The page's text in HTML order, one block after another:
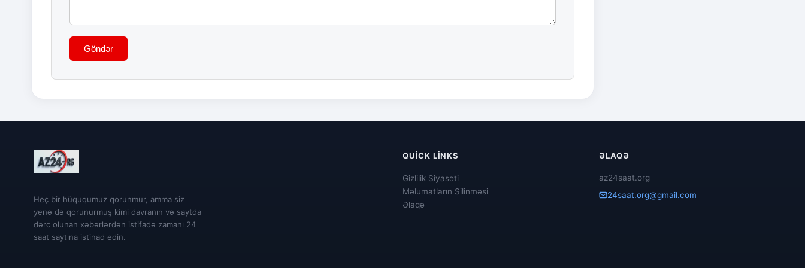
Göndər
Heç bir hüququmuz qorunmur, amma siz
yenə də qorunurmuş kimi davranın və saytda
dərc olunan xəbərlərdən istifadə zamanı 24
saat saytına istinad edin.
QUICK LINKS
Gizlilik Siyasəti
Məlumatların Silinməsi
Əlaqə
ƏLAQƏ
az24saat.org
24saat.org@gmail.com